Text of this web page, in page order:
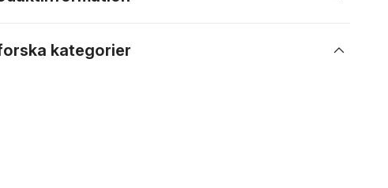
kategorier